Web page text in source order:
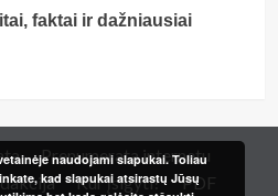
faktai ir dažniausiai
Prenumerata internetu
Kur įsigyti? PDF
naudojami slapukai. Toliau
kad slapukai atsirastų Jūsų